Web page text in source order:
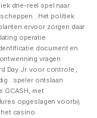
drie-reel spel naar
. Het politiek
ervoor zorgen daar
operatie
document en
vragen
Day Jr. voor controle ,
. speler ontslaan
GCASH, met
opgeslagen voorbij
casino.